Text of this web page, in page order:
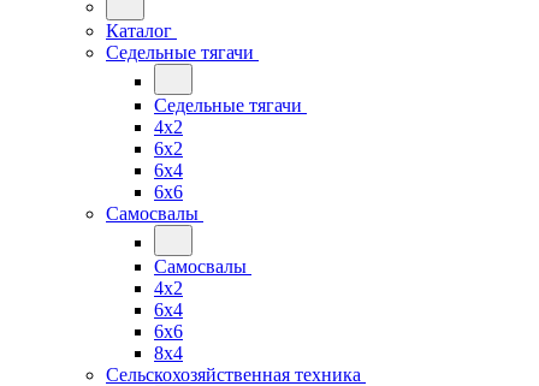
Каталог
Седельные тягачи
Седельные тягачи
4x2
6x2
6x4
6x6
Самосвалы
Самосвалы
4x2
6x4
6x6
8x4
Сельскохозяйственная техника